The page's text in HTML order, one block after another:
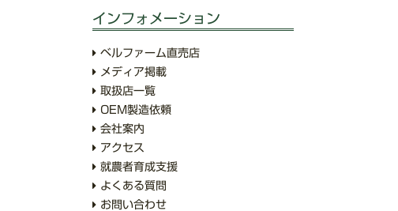
インフォメーション
ベルファーム直売店
メディア掲載
取扱店一覧
OEM製造依頼
会社案内
アクセス
就農者育成支援
よくある質問
お問い合わせ